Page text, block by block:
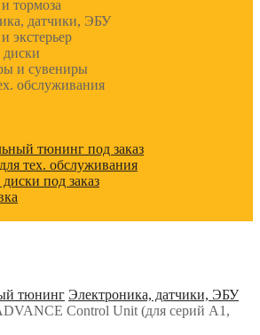
тормоза
датчики, ЭБУ
экстерьер
и сувениры
обслуживания
тюнинг под заказ
тех. обслуживания
под заказ
тюнинг Электроника, датчики, ЭБУ
Control Unit (для серий A1,